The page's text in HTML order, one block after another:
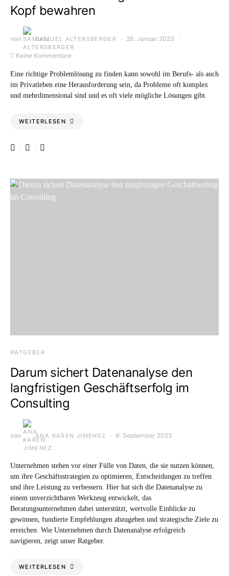
Kopf bewahren
von SAMUEL ALTERSBERGER 26. Januar 2023
Keine Kommentare
Eine richtige Problemlösung zu finden kann sowohl im Berufs- als auch
im Privatleben eine Herausforderung sein, da Probleme oft komplex
und mehrdimensional sind und es oft viele mögliche Lösungen gibt.
WEITERLESEN
RATGEBER
Darum sichert Datenanalyse den
langfristigen Geschäftserfolg im
Consulting
von ANA KAREN JIMENEZ 9. September 2023
Unternehmen stehen vor einer Fülle von Daten, die sie nutzen können,
um ihre Geschäftsstrategien zu optimieren, Entscheidungen zu treffen
und ihre Leistung zu verbessern. Hier hat sich die Datenanalyse zu
einem unverzichtbaren Werkzeug entwickelt, das
Beratungsunternehmen dabei unterstützt, wertvolle Einblicke zu
gewinnen, fundierte Empfehlungen abzugeben und strategische Ziele zu
erreichen. Wie Unternehmen durch Datenanalyse erfolgreich
navigieren, zeigt unser Ratgeber.
WEITERLESEN